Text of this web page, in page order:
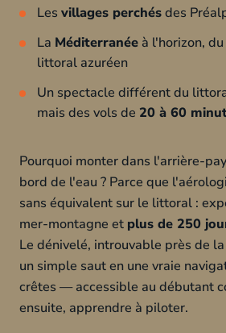
Les villages perchésdes
La Méditerranée à l'horizon,
littoral azuréen
Un spectacle différent du
mais des vols de 20 à 60
Pourquoi monter dans l'arrière-
bord de l'eau ? Parce que
sans équivalent sur le littoral :
mer-montagne et plus de 250
Le dénivelé, introuvable près de
un simple saut en une vraie
crêtes — accessible au débutant
ensuite, apprendre à piloter.